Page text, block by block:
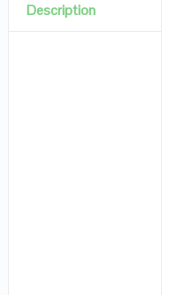
Description